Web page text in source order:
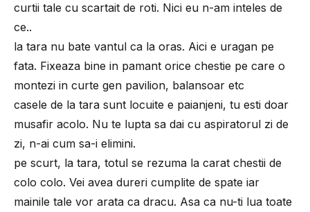
curtii tale cu scartait de roti. Nici eu n-am inteles de
ce..
la tara nu bate vantul ca la oras. Aici e uragan pe
fata. Fixeaza bine in pamant orice chestie pe care o
montezi in curte gen pavilion, balansoar etc
casele de la tara sunt locuite e paianjeni, tu esti doar
musafir acolo. Nu te lupta sa dai cu aspiratorul zi de
zi, n-ai cum sa-i elimini.
pe scurt, la tara, totul se rezuma la carat chestii de
colo colo. Vei avea dureri cumplite de spate iar
mainile tale vor arata ca dracu. Asa ca nu-ti lua toate